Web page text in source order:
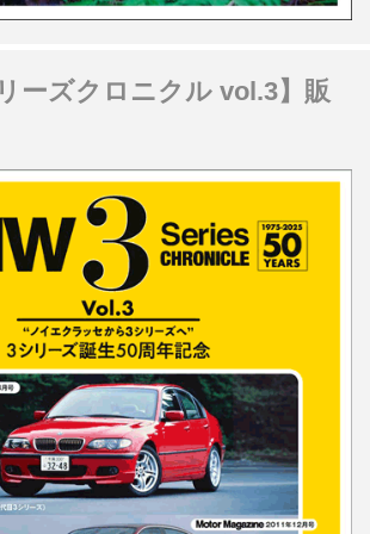
ーズクロニクル vol.3】販